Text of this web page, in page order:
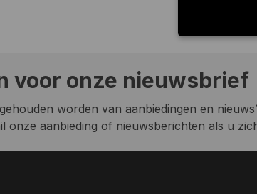
voor onze nieuwsbrief
worden van aanbiedingen en
onze aanbieding of nieuwsberichten als u